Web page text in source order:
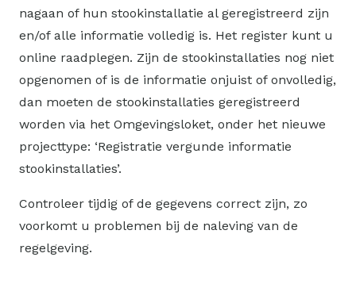
nagaan of hun stookinstallatie al geregistreerd zijn
en/of alle informatie volledig is. Het register kunt u
online raadplegen. Zijn de stookinstallaties nog niet
opgenomen of is de informatie onjuist of onvolledig,
dan moeten de stookinstallaties geregistreerd
worden via het Omgevingsloket, onder het nieuwe
projecttype: ‘Registratie vergunde informatie
stookinstallaties’.
Controleer tijdig of de gegevens correct zijn, zo
voorkomt u problemen bij de naleving van de
regelgeving.